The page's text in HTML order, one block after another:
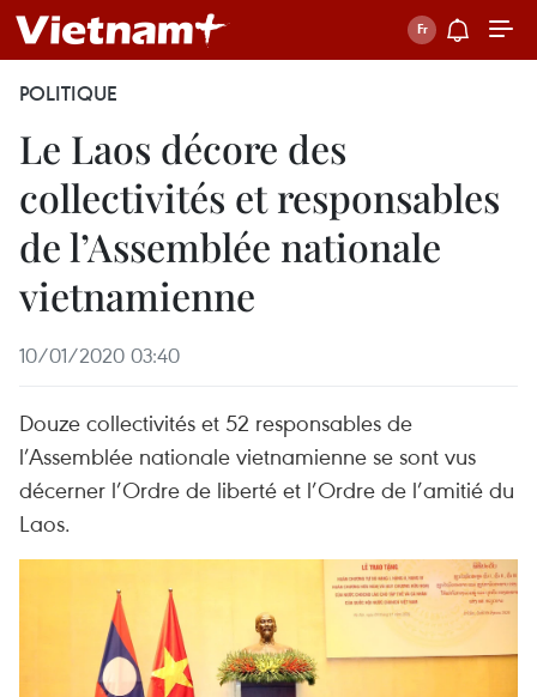
POLITIQUE
Le Laos décore des
collectivités et responsables
de l’Assemblée nationale
vietnamienne
10/01/2020 03:40
Douze collectivités et 52 responsables de
l’Assemblée nationale vietnamienne se sont vus
décerner l’Ordre de liberté et l’Ordre de l’amitié du
Laos.